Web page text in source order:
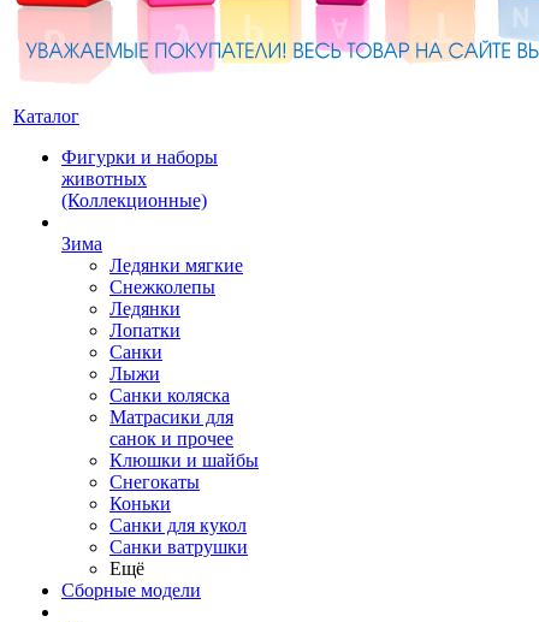
Каталог
Фигурки и наборы
животных
(Коллекционные)
Зима
Ледянки мягкие
Снежколепы
Ледянки
Лопатки
Санки
Лыжи
Санки коляска
Матрасики для
санок и прочее
Клюшки и шайбы
Снегокаты
Коньки
Санки для кукол
Санки ватрушки
Ещё
Сборные модели